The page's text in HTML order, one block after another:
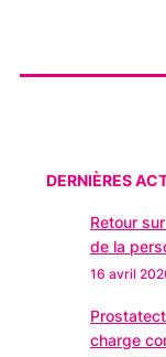
DERNIÈRES
Retour
de la
16 avril
charge